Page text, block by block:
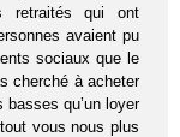
retraités qui ont
avaient pu
sociaux que le
cherché à acheter
qu’un loyer
vous nous plus